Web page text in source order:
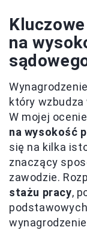
na
który
W mojej
na wysokość
się na kilka
znaczący
zawodzie.
stażu pracy,